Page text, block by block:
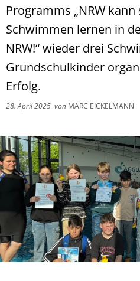
Programms „NRW
Schwimmen lernen in
NRW!“ wieder drei
Grundschulkinder
Erfolg.
28. April 2025 von MARC EICKELMANN